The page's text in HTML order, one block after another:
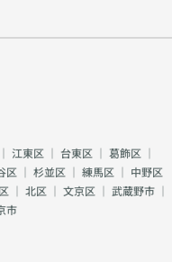
｜ 江東区 ｜ 台東区 ｜ 葛飾区 ｜
区 ｜ 杉並区 ｜ 練馬区 ｜ 中野区
｜ 北区 ｜ 文京区 ｜ 武蔵野市 ｜
市